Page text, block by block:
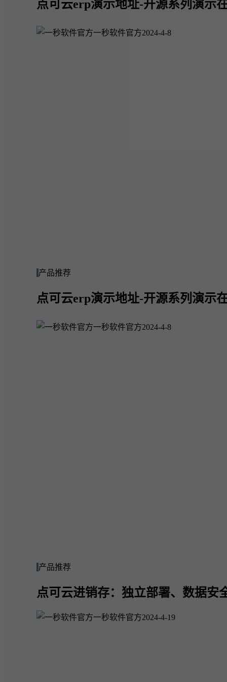
点可云erp演示地址-开源系列演示
一秒软件官方2024-4-8
产品推荐
点可云erp演示地址-开源系列演示
一秒软件官方2024-4-8
产品推荐
点可云进销存：独立部署、数据安
一秒软件官方2024-4-19